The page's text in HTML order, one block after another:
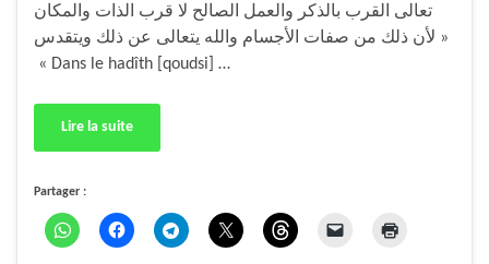
تعالى القرب بالذكر والعمل الصالح لا قرب الذات والمكان
لأن ذلك من صفات الأجسام والله يتعالى عن ذلك ويتقدس »
« Dans le hadîth [qoudsi] …
Lire la suite
Partager :